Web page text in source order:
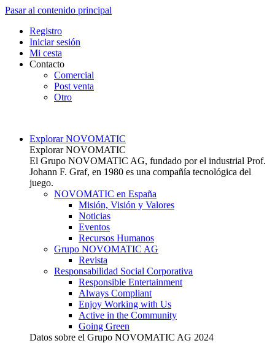
Pasar al contenido principal
Top
Registro
Iniciar sesión
Mi cesta
Contacto
Comercial
Post venta
Otro
Main navigation
Explorar NOVOMATIC
Explorar NOVOMATIC
El Grupo NOVOMATIC AG, fundado por el industrial Prof.
Johann F. Graf, en 1980 es una compañía tecnológica del
juego.
NOVOMATIC en España
Misión, Visión y Valores
Noticias
Eventos
Recursos Humanos
Grupo NOVOMATIC AG
Revista
Responsabilidad Social Corporativa
Responsible Entertainment
Always Compliant
Enjoy Working with Us
Active in the Community
Going Green
Datos sobre el Grupo NOVOMATIC AG 2024